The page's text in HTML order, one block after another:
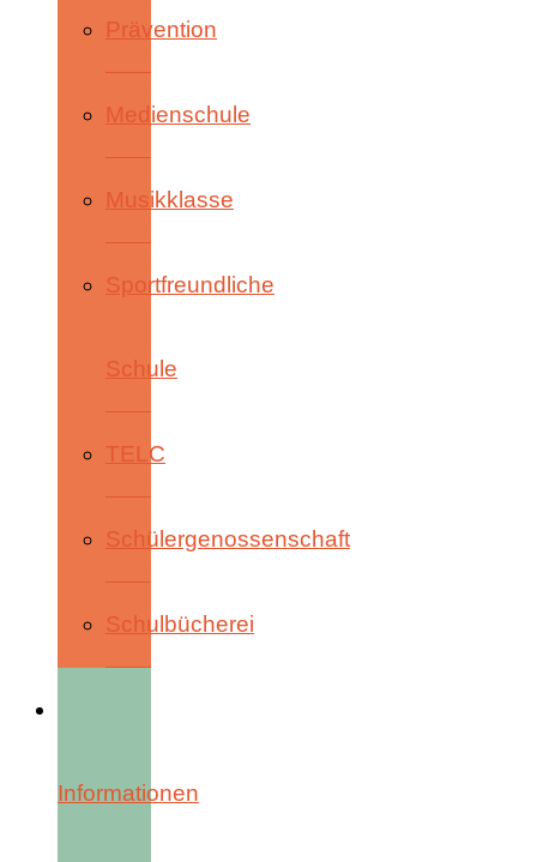
Prävention
Medienschule
Musikklasse
Sportfreundliche
Schule
TELC
Schülergenossenschaft
Schulbücherei
Informationen